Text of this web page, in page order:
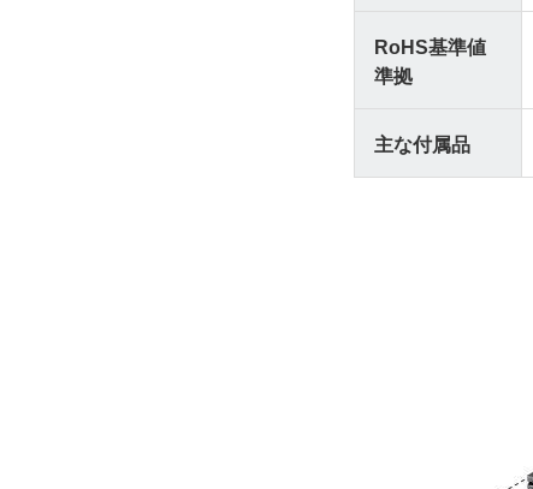
RoHS基準値
準拠
主な付属品